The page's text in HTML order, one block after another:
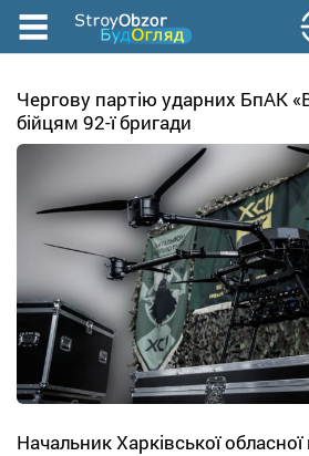
Перейти
до
вмісту
Чергову партію ударних БпАК
бійцям 92-ї бригади
Начальник Харківської обласної